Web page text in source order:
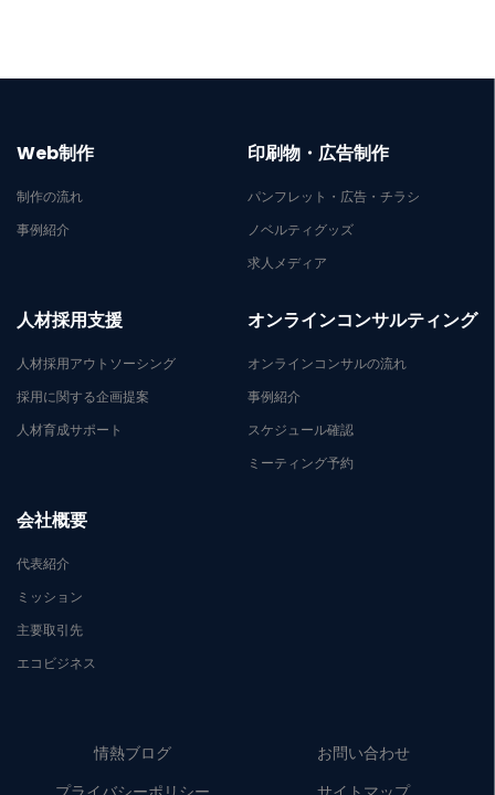
Web制作
制作の流れ
事例紹介
印刷物・広告制作
パンフレット・広告・チラシ
ノベルティグッズ
求人メディア
人材採用支援
人材採用アウトソーシング
採用に関する企画提案
人材育成サポート
オンラインコンサルティング
オンラインコンサルの流れ
事例紹介
スケジュール確認
ミーティング予約
会社概要
代表紹介
ミッション
主要取引先
エコビジネス
情熱ブログ
お問い合わせ